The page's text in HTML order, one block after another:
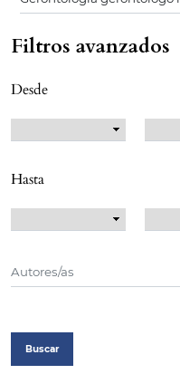
Filtros avanzados
Desde
Hasta
Buscar